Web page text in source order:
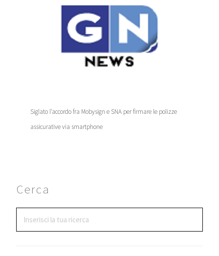
Siglato l’accordo fra Mobysign e SNA per firmare le polizze
assicurative via smartphone
Cerca